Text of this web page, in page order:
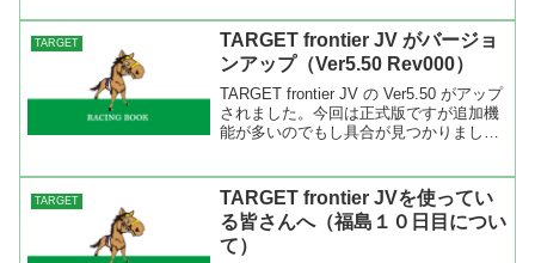
にＪＲＡに移籍してきた内田博幸騎手の
エージェント...
TARGET
TARGET frontier JV がバージョ
ンアップ（Ver5.50 Rev000）
TARGET frontier JV の Ver5.50 がアップ
されました。今回は正式版ですが追加機
能が多いのでもし具合が見つかりました
ルプより半自動バージョンア...
TARGET
TARGET frontier JVを使ってい
る皆さんへ（福島１０日目につい
て）